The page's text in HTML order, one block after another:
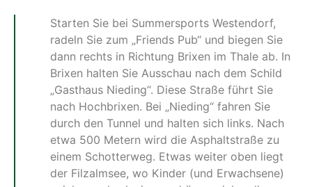
Starten Sie bei Summersports Westendorf,
radeln Sie zum „Friends Pub“ und biegen Sie
dann rechts in Richtung Brixen im Thale ab. In
Brixen halten Sie Ausschau nach dem Schild
„Gasthaus Nieding“. Diese Straße führt Sie
nach Hochbrixen. Bei „Nieding“ fahren Sie
durch den Tunnel und halten sich links. Nach
etwa 500 Metern wird die Asphaltstraße zu
einem Schotterweg. Etwas weiter oben liegt
der Filzalmsee, wo Kinder (und Erwachsene)